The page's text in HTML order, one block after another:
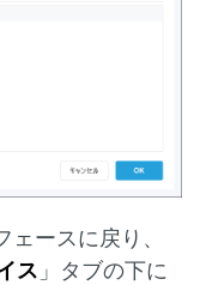
ェースに戻り、
ス 」タブの下に